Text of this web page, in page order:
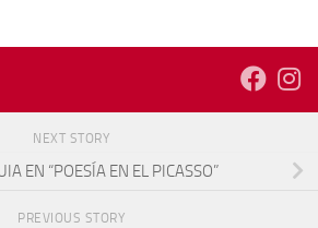
NEXT STORY
EN “POESÍA EN EL PICASSO”
PREVIOUS STORY